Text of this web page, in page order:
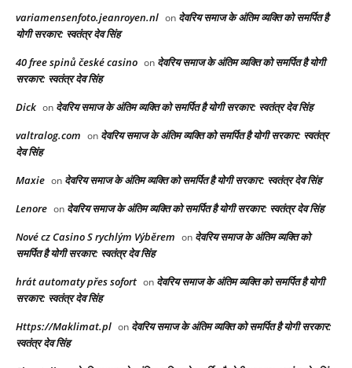
variamensenfoto.jeanroyen.nl on देवरिय समाज के अंतिम व्यक्ति को समर्पित है
योगी सरकार: स्वतंत्र देव सिंह
40 free spinů české casino on देवरिय समाज के अंतिम व्यक्ति को समर्पित है योगी
सरकार: स्वतंत्र देव सिंह
Dick on देवरिय समाज के अंतिम व्यक्ति को समर्पित है योगी सरकार: स्वतंत्र देव सिंह
valtralog.com on देवरिय समाज के अंतिम व्यक्ति को समर्पित है योगी सरकार: स्वतंत्र
देव सिंह
Maxie on देवरिय समाज के अंतिम व्यक्ति को समर्पित है योगी सरकार: स्वतंत्र देव सिंह
Lenore on देवरिय समाज के अंतिम व्यक्ति को समर्पित है योगी सरकार: स्वतंत्र देव सिंह
Nové cz Casino S rychlým Výběrem on देवरिय समाज के अंतिम व्यक्ति को
समर्पित है योगी सरकार: स्वतंत्र देव सिंह
hrát automaty přes sofort on देवरिय समाज के अंतिम व्यक्ति को समर्पित है योगी
सरकार: स्वतंत्र देव सिंह
Https://Maklimat.pl on देवरिय समाज के अंतिम व्यक्ति को समर्पित है योगी सरकार:
स्वतंत्र देव सिंह